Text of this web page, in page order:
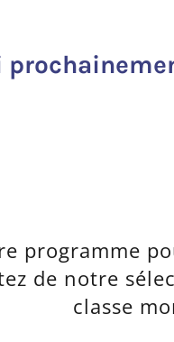
programme
de notre
classe